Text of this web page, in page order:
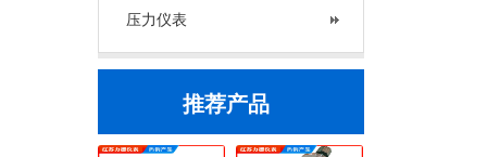
压力仪表
推荐产品